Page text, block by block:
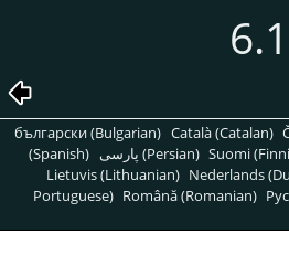
български (Bulgarian) Català (Catalan)
(Spanish)
پارسی (Persian) Suomi
Lietuvis (Lithuanian) Nederlands
Portuguese) Română (Romanian)